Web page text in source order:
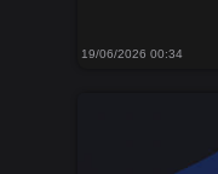
19/06/2026 00:34